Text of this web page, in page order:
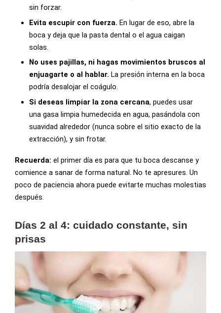
sin forzar.
Evita escupir con fuerza. En lugar de eso, abre la
boca y deja que la pasta dental o el agua caigan
solas.
No uses pajillas, ni hagas movimientos bruscos al
enjuagarte o al hablar. La presión interna en la boca
podría desalojar el coágulo.
Si deseas limpiar la zona cercana, puedes usar
una gasa limpia humedecida en agua, pasándola con
suavidad alrededor (nunca sobre el sitio exacto de la
extracción), y sin frotar.
Recuerda: el primer día es para que tu boca descanse y
comience a sanar de forma natural. No te apresures. Un
poco de paciencia ahora puede evitarte muchas molestias
después.
Días 2 al 4: cuidado constante, sin
prisas